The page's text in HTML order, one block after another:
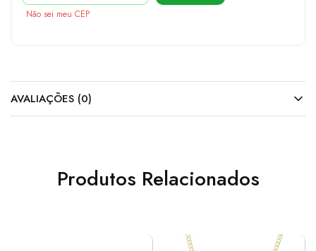
Não sei meu CEP
AVALIAÇÕES (0)
Produtos Relacionados